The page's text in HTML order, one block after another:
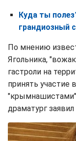
Куда ты
грандиозный
По мнению
Ягольника,
гастроли на
принять участие
"крымнашистами"
драматург